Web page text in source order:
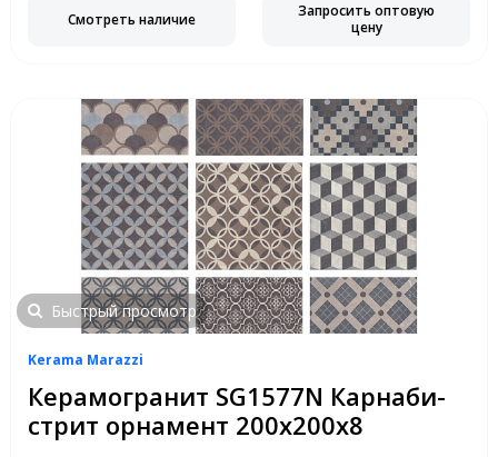
Смотреть наличие
Запросить оптовую
цену
Быстрый просмотр
Kerama Marazzi
Керамогранит SG1577N Карнаби-
стрит орнамент 200х200х8